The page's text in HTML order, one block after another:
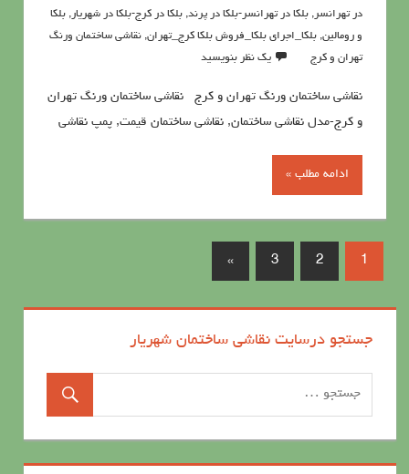
در تهرانسر, بلکا در تهرانسر-بلکا در پرند, بلکا در کرج-بلکا در شهریار, بلکا
و رومالین, بلکا_اجرای بلکا_فروش بلکا کرج_تهران, نقاشي ساختمان ورنگ
تهران و کرج
یک نظر بنویسید
نقاشي ساختمان ورنگ تهران و کرج نقاشي ساختمان ورنگ تهران
و کرج-مدل نقاشی ساختمان, نقاشی ساختمان قیمت, پمپ نقاشی
ادامه مطلب »
1
2
3
»
جستجو درسایت نقاشی ساختمان شهریار